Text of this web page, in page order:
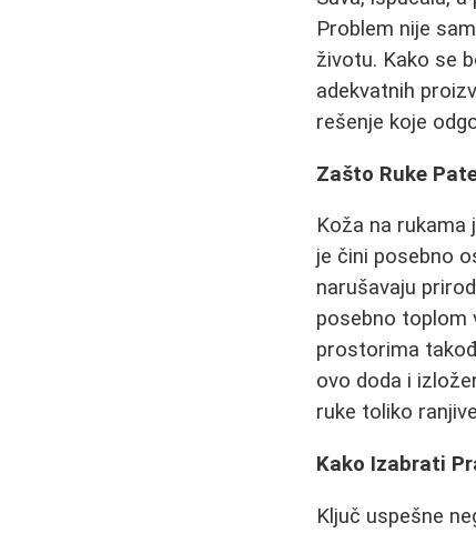
Problem nije
životu. Kako se
adekvatnih
rešenje koje
Zašto Ruke
Koža na
je čini posebno
narušavaju
posebno toplom
prostorima
ovo doda i
ruke toliko
Kako Izabrati
Ključ uspešne